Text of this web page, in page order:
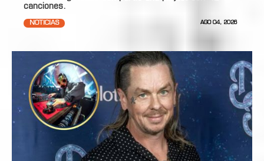
canciones.
NOTICIAS AGO 04, 2026